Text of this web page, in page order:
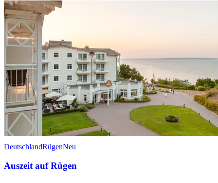
DeutschlandRügenNeu
Auszeit auf Rügen